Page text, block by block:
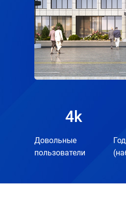
4k
Довольные
пользователи